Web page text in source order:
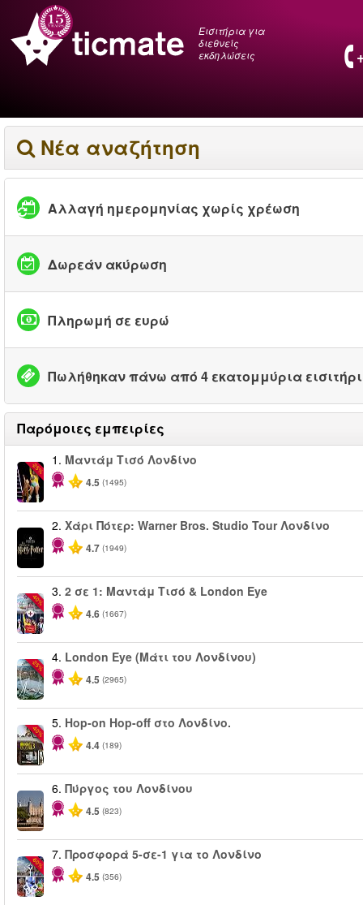
Εισιτήρια για
διεθνείς
εκδηλώσεις
Νέα αναζήτηση
Αλλαγή ημερομηνίας χωρίς χρέωση
Δωρεάν ακύρωση
Πληρωμή σε ευρώ
Πωλήθηκαν πάνω από 4 εκατομμύρια
Παρόμοιες εμπειρίες
-25%
1. Μαντάμ Τισό Λονδίνο
4.5 (1495)
2. Χάρι Πότερ: Warner Bros. Studio Tour Λονδίνο
4.7 (1949)
-40%
3. 2 σε 1: Μαντάμ Τισό & London Eye
4.6 (1667)
-25%
4. London Eye (Μάτι του Λονδίνου)
4.5 (2965)
-40%
5. Hop-on Hop-off στο Λονδίνο.
4.4 (189)
6. Πύργος του Λονδίνου
4.5 (823)
-60%
7. Προσφορά 5-σε-1 για το Λονδίνο
4.5 (356)